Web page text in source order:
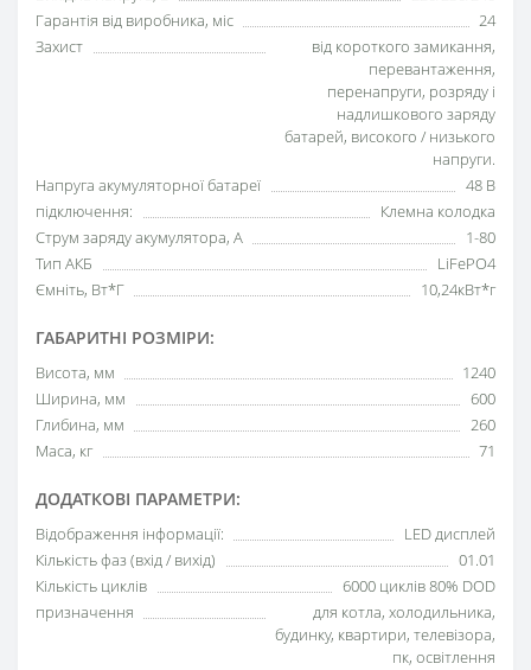
Гарантія від виробника, міс
24
Захист
від короткого замикання,
перевантаження,
перенапруги, розряду і
надлишкового заряду
батарей, високого / низького
напруги.
Напруга акумуляторної батареї
48 В
підключення:
Клемна колодка
Струм заряду акумулятора, А
1-80
Тип АКБ
LiFePO4
Ємніть, Вт*Г
10,24кВт*г
ГАБАРИТНІ РОЗМІРИ:
Висота, мм
1240
Ширина, мм
600
Глибина, мм
260
Маса, кг
71
ДОДАТКОВІ ПАРАМЕТРИ:
Відображення інформації:
LED дисплей
Кількість фаз (вхід / вихід)
01.01
Кількість циклів
6000 циклів 80% DOD
призначення
для котла, холодильника,
будинку, квартири, телевізора,
пк, освітлення